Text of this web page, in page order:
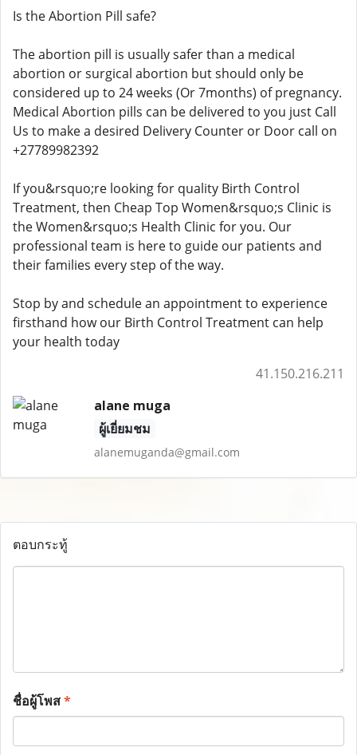
Is the Abortion Pill safe?
The abortion pill is usually safer than a medical
abortion or surgical abortion but should only be
considered up to 24 weeks (Or 7months) of pregnancy.
Medical Abortion pills can be delivered to you just Call
Us to make a desired Delivery Counter or Door call on
+27789982392
If you&rsquo;re looking for quality Birth Control
Treatment, then Cheap Top Women&rsquo;s Clinic is
the Women&rsquo;s Health Clinic for you. Our
professional team is here to guide our patients and
their families every step of the way.
Stop by and schedule an appointment to experience
firsthand how our Birth Control Treatment can help
your health today
41.150.216.211
alane muga
ผู้เยี่ยมชม
alanemuganda@gmail.com
ตอบกระทู้
ชื่อผู้โพส*